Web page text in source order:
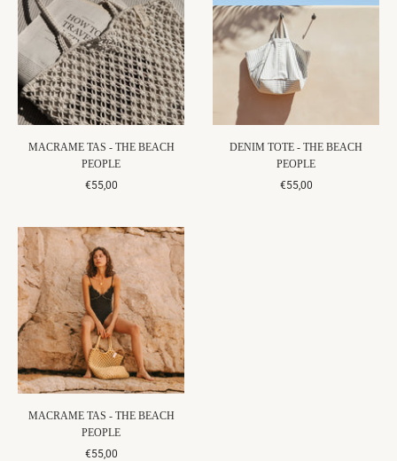
MACRAME TAS - THE BEACH
PEOPLE
€55,00
DENIM TOTE - THE BEACH
PEOPLE
€55,00
MACRAME TAS - THE BEACH
PEOPLE
€55,00